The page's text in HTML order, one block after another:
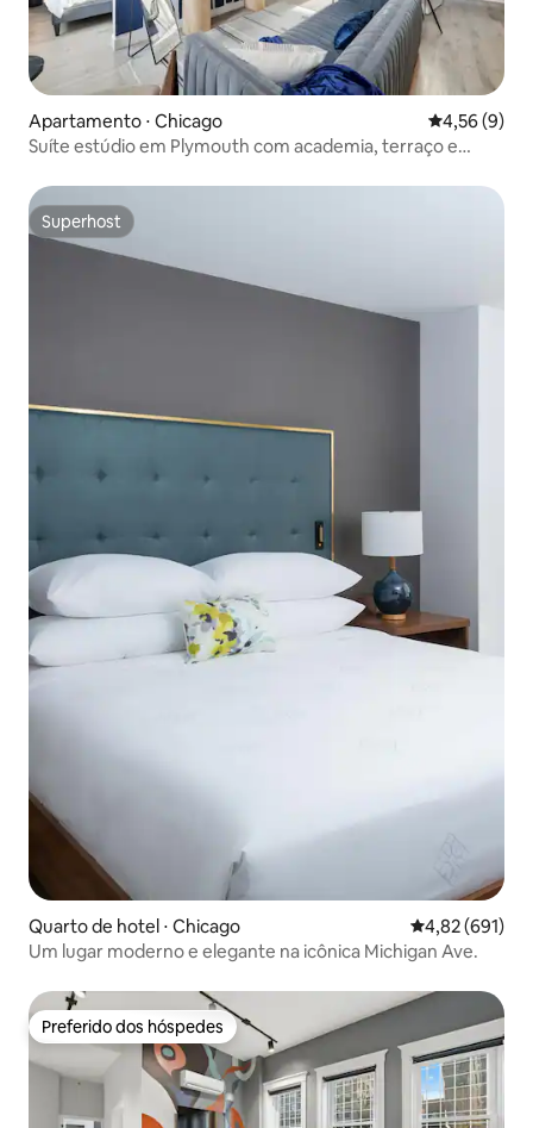
Apartamento ⋅ Chicago 4,56 de uma
4,56 (9)
Suíte estúdio em Plymouth com academia, terraço e
Superhost
Superhost
Quarto de hotel ⋅ Chicago 4,82 de uma
4,82 (691)
Um lugar moderno e elegante na icônica Michigan Ave.
Preferido dos hóspedes
Preferido dos hóspedes